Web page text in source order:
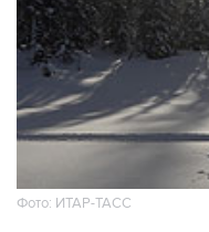
Фото: ИТАР-ТАСС